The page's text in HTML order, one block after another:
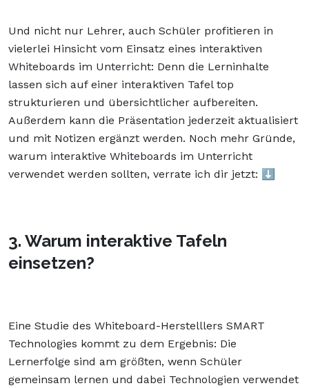
Und nicht nur Lehrer, auch Schüler profitieren in
vielerlei Hinsicht vom Einsatz eines interaktiven
Whiteboards im Unterricht: Denn die Lerninhalte
lassen sich auf einer interaktiven Tafel top
strukturieren und übersichtlicher aufbereiten.
Außerdem kann die Präsentation jederzeit aktualisiert
und mit Notizen ergänzt werden. Noch mehr Gründe,
warum interaktive Whiteboards im Unterricht
verwendet werden sollten, verrate ich dir jetzt: ⬇️
3. Warum interaktive Tafeln
einsetzen?
Eine Studie des Whiteboard-Herstelllers SMART
Technologies kommt zu dem Ergebnis: Die
Lernerfolge sind am größten, wenn Schüler
gemeinsam lernen und dabei Technologien verwendet